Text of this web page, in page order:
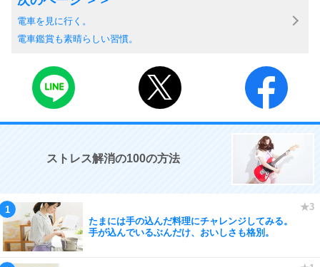
電車を見に行く。
電車鑑賞も素晴らしい習慣。
ストレス解消の100の方法
たまには手の込んだ料理にチャレンジしてみる。
手が込んでいるぶんだけ、おいしさも格別。